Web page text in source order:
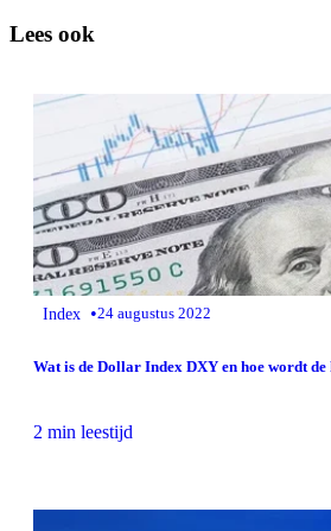
Lees ook
Index •24 augustus 2022
Wat is de Dollar Index DXY en hoe wordt de
2 min leestijd